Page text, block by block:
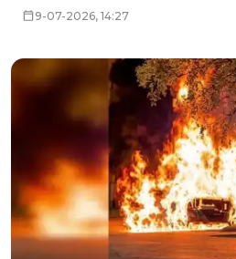
9-07-2026, 14:27